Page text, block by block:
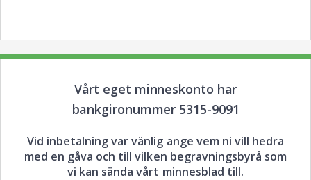
Vårt eget minneskonto har
bankgironummer 5315-9091
Vid inbetalning var vänlig ange vem ni vill hedra
med en gåva och till vilken begravningsbyrå som
vi kan sända vårt minnesblad till.